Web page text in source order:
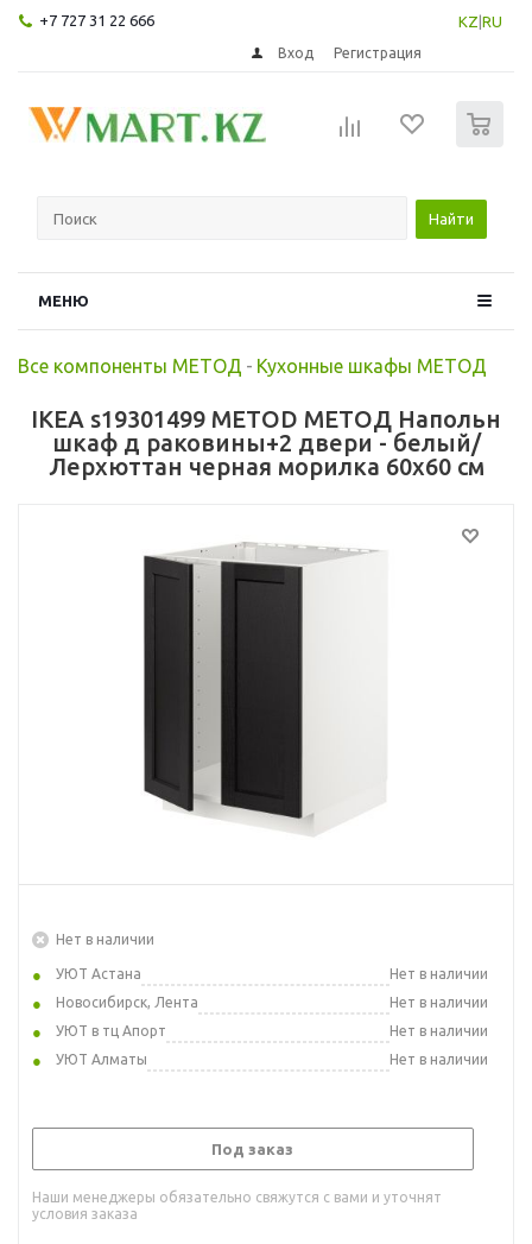
+7 727 31 22 666 KZ RU
Вход Регистрация
Найти
МЕНЮ
Все компоненты МЕТОД - Кухонные шкафы МЕТОД
IKEA s19301499 METOD МЕТОД Напольн
шкаф д раковины+2 двери - белый/
Лерхюттан черная морилка 60x60 см
Нет в наличии
УЮТ Астана
Нет в наличии
Новосибирск, Лента
Нет в наличии
УЮТ в тц Апорт
Нет в наличии
УЮТ Алматы
Нет в наличии
Под заказ
Наши менеджеры обязательно свяжутся с вами и уточнят
условия заказа